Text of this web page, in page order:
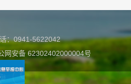
：0941-5622042
网安备 62302402000004号